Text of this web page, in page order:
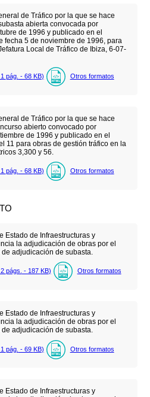
de Tráfico por la que se hace
abierta convocada por
de 1996 y publicado en el
fecha 5 de noviembre de 1996, para
Local de Tráfico de Ibiza, 6-07-
pág. - 68 KB) Otros formatos
de Tráfico por la que se hace
abierto convocado por
de 1996 y publicado en el
11 para obras de gestión tráfico en la
3,300 y 56.
pág. - 68 KB) Otros formatos
Estado de Infraestructuras y
la adjudicación de obras por el
adjudicación de subasta.
págs. - 187 KB) Otros formatos
Estado de Infraestructuras y
la adjudicación de obras por el
adjudicación de subasta.
pág. - 69 KB) Otros formatos
Estado de Infraestructuras y